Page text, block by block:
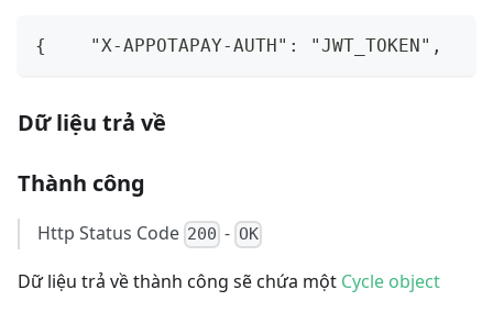
{    "X-APPOTAPAY-AUTH":
Dữ liệu trả về
Thành công
Http Status Code 200 - OK
Dữ liệu trả về thành công sẽ chứa một Cycle object